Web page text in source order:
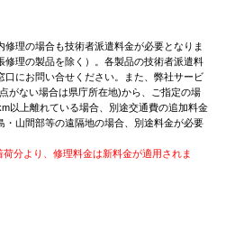
修理の場合も技術者派遣料金が必要となりま
修理の製品を除く）。各製品の技術者派遣料
口にお問い合せください。また、弊社サービ
がない場合は県庁所在地)から、ご指定の場
以上離れている場合、別途交通費の追加料金
・山間部等の遠隔地の場合、別途料金が必要
荷分より、修理料金は新料金が適用されま